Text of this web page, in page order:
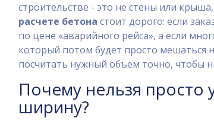
строительстве - это не стены или
расчете бетона стоит дорого: если
по цене «аварийного рейса», а если
который потом будет просто мешаться
посчитать нужный объем точно, чтобы
Почему нельзя просто
ширину?